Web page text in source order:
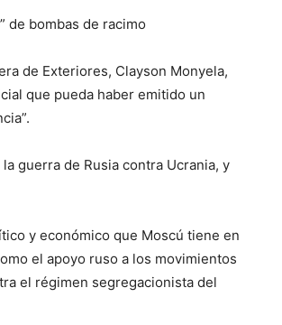
de bombas de racimo
de Exteriores, Clayson Monyela,
que pueda haber emitido un
guerra de Rusia contra Ucrania, y
y económico que Moscú tiene en
el apoyo ruso a los movimientos
el régimen segregacionista del